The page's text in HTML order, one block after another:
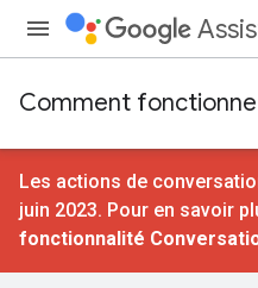
Comment
Les actions de
juin 2023. Pour en savoir
fonctionnalité